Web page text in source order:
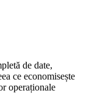
de date,
ce economisește
operaționale